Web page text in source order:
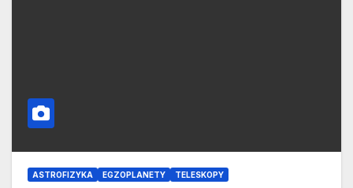
ASTROFIZYKA EGZOPLANETY TELESKOPY